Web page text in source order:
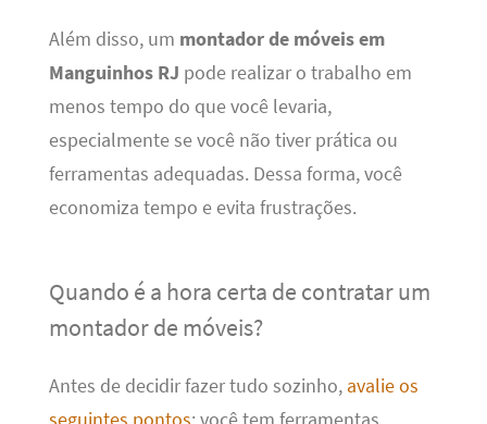
Além disso, um montador de móveis em
Manguinhos RJ pode realizar o trabalho em
menos tempo do que você levaria,
especialmente se você não tiver prática ou
ferramentas adequadas. Dessa forma, você
economiza tempo e evita frustrações.
Quando é a hora certa de contratar um
montador de móveis?
Antes de decidir fazer tudo sozinho, avalie os